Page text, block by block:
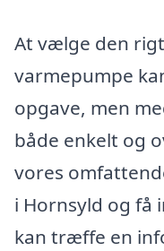
At vælge den
varmepumpe
opgave, men
både enkelt og
vores
i Hornsyld og få
kan træffe en